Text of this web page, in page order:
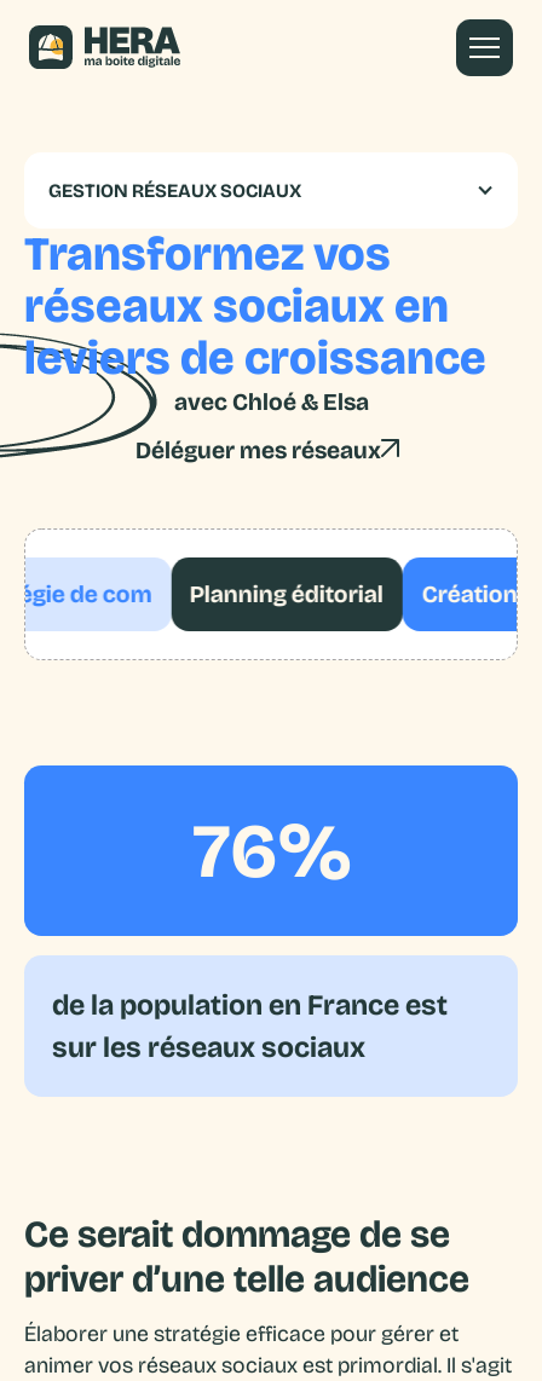
GESTION RÉSEAUX SOCIAUX
Transformez vos
réseaux sociaux en
leviers de croissance
avec Chloé & Elsa
Déléguer mes réseaux
de com Planning éditorial Création
76%
de la population en France est
sur les réseaux sociaux
Ce serait dommage de se
priver d’une telle audience
Élaborer une stratégie efficace pour gérer et
animer vos réseaux sociaux est primordial. Il s'agit